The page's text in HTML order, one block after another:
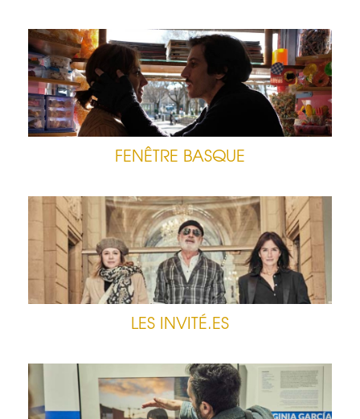
FENÊTRE BASQUE
LES INVITÉ.ES